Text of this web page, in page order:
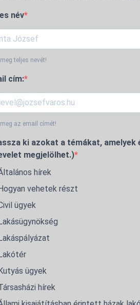
név
teljes nevét!
cím:
az email címét!
ki azokat a témákat, amelyek
megjelölhet.)
hírek
vehetek részt
ügyek
ügyek
hírek